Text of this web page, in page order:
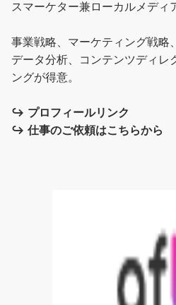
スマーケター兼ローカルメディ
事業戦略、マーケティング戦略
データ分析、コンテンツディレ
ングが得意。
↪︎ プロフィールリンク
↪︎ 仕事のご依頼はこちらから